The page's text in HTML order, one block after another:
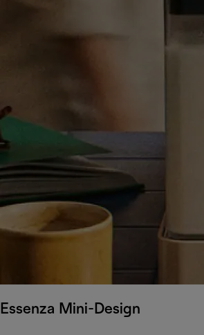
Essenza Mini-Design